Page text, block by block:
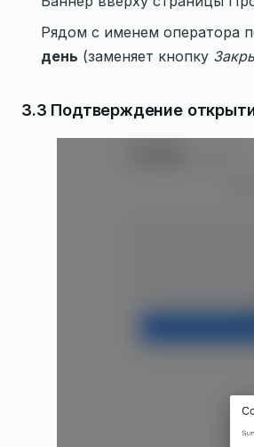
Рядом с именем оператора
день (заменяет кнопку
3.3 Подтверждение